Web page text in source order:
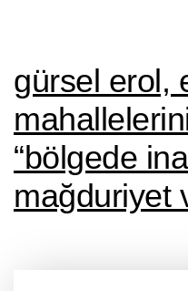
gürsel erol,
“bölgede
mağduriyet